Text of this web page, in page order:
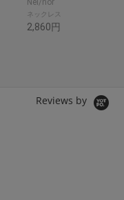
ネックレス
2,860円
Reviews by